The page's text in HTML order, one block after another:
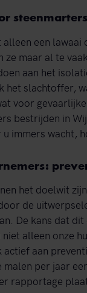
een
ze maar al te
aan het
het slachtoffer,
voor
bestrijden in
immers wacht,
het doelwit
de
De kans dat
niet alleen onze
actief aan
malen per jaar
rapportage